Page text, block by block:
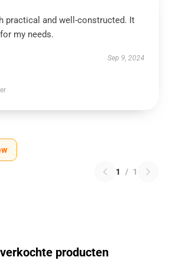
practical and well-constructed. It
my needs.
Sep 9, 2024
1 / 1
producten